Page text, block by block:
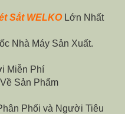
Sắt WELKOLớn Nhất
Nhà Máy Sản Xuất.
Miễn Phí
Sản Phẩm
Phối và Người Tiêu